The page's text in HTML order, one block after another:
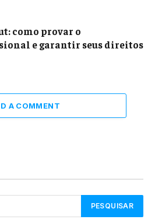
como provar o
e garantir seus direitos
A COMMENT